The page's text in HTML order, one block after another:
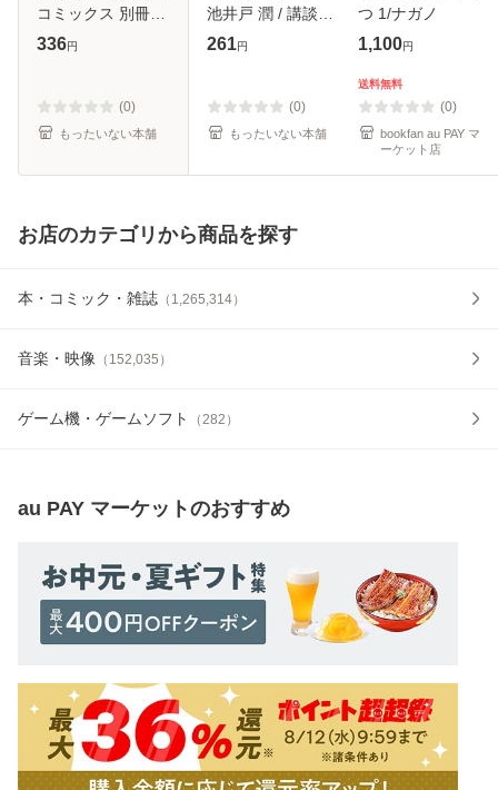
コミックス 別冊フ
レンド） / はつは
無料】
336円
(0)
もったいない本舗
池井戸 潤 / 講談社
[文庫]【メール便送
261円
(0)
もったいない本舗
つ 1/ナガノ
1,100円
送料無料
(0)
bookfan au PAY マ
ーケット店
お店のカテゴリから商品を探す
本・コミック・雑誌 （ 1,265,314）
音楽・映像 （ 152,035 ）
ゲーム機・ゲームソフト （282 ）
au PAY マーケットのおすすめ